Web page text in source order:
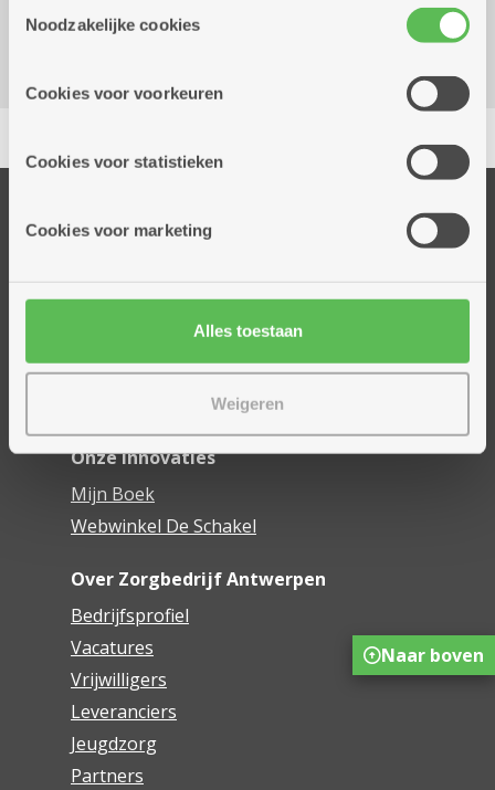
cookies hebben we jouw toestemming nodig. Sommige
cookies worden geplaatst door derde partijen die een
informatie over jouw (geanonimiseerd) gebruik van onze
partners kunnen deze gegevens combineren met andere
Noodzakelijke cookies
Cookies voor voorkeuren
Cookies voor statistieken
Cookies voor marketing
Alles toestaan
Weigeren
Floraliënlaan 400 C
2600 Berchem
Thuisdiensten
Dienstencentra
Woonzorgcentra
Financieel comfort
Onze innovaties
Mijn Boek
Webwinkel De Schakel
Over Zorgbedrijf Antwerpen
Bedrijfsprofiel
Vacatures
Vrijwilligers
Leveranciers
Jeugdzorg
Partners
Naar boven